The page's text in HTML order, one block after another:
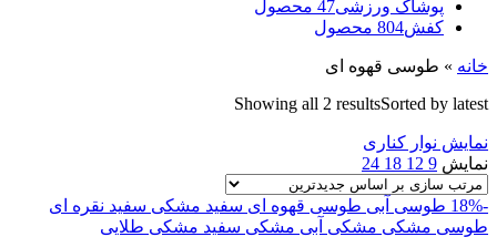
پوشاک ورزشی47 محصول
کفش804 محصول
خانه » طوسی قهوه ای
Showing all 2 resultsSorted by latest
نمایش نوار کناری
نمایش 9
12
18
24
-18% طوسی آبی طوسی قهوه ای سفید مشکی سفید نقره ای
طوسی مشکی مشکی آبی مشکی سفید مشکی طلایی